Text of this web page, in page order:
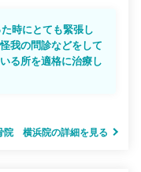
時にとても緊張し
我の問診などをして
る所を適格に治療し
院 横浜院の詳細を見る